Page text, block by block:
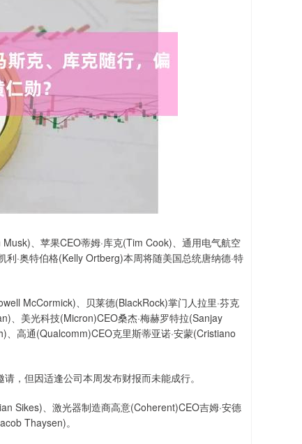
、苹果CEO蒂姆·库克(Tim Cook)、通用电气航空
·奥特伯格(Kelly Ortberg)本周将随美国总统唐纳德·特
McCormick)、贝莱德(BlackRock)掌门人拉里·芬克
、美光科技(Micron)CEO桑杰·梅赫罗特拉(Sanjay
高通(Qualcomm)CEO克里斯蒂亚诺·安蒙(Cristiano
，但因适逢公司本周发布财报而未能成行。
Sikes)、激光器制造商高意(Coherent)CEO吉姆·安德
Thaysen)。